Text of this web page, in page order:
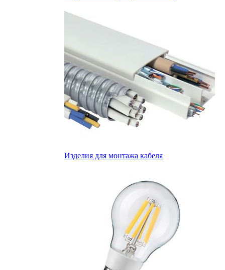
Изделия для монтажа кабеля